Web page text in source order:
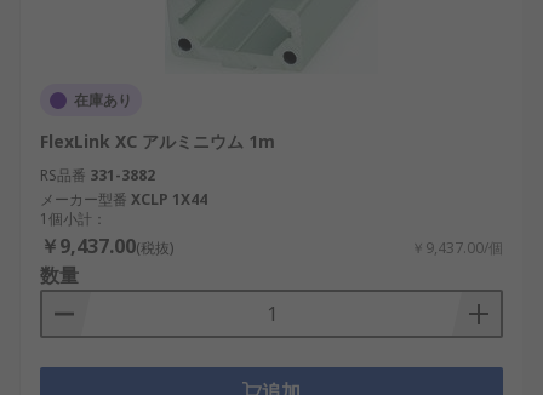
在庫あり
FlexLink XC アルミニウム 1m
RS品番 331-3882
メーカー型番 XCLP 1X44
1個小計：
￥9,437.00(税抜) ￥9,437.00/個
数量